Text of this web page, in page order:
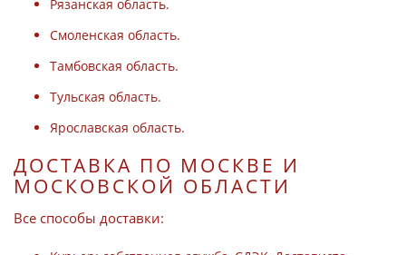
Рязанская область.
Смоленская область.
Тамбовская область.
Тульская область.
Ярославская область.
ДОСТАВКА ПО МОСКВЕ И
МОСКОВСКОЙ ОБЛАСТИ
Все способы доставки: